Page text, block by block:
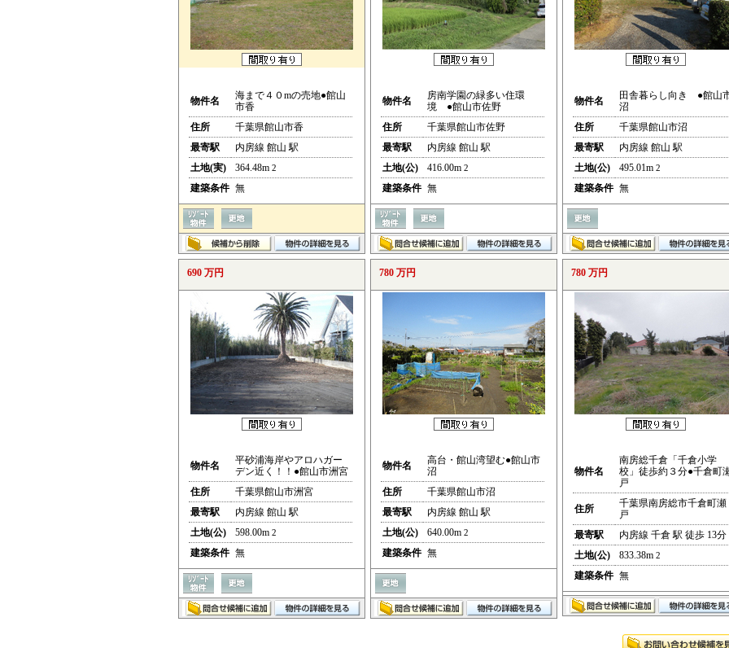
物件名
海まで４０mの売地●館山
市香
住所
千葉県館山市香
最寄駅
内房線 館山 駅
土地(実)
364.48m 2
建築条件 無
物件名
房南学園の緑多い住環
境 ●館山市佐野
住所
千葉県館山市佐野
最寄駅
内房線 館山 駅
土地(公)
416.00m 2
建築条件 無
物件名
田舎暮らし向き ●館山
沼
住所
千葉県館山市沼
最寄駅
内房線 館山 駅
土地(公)
495.01m 2
建築条件 無
690 万円
物件名
平砂浦海岸やアロハガー
デン近く！！●館山市洲宮
住所
千葉県館山市洲宮
最寄駅
内房線 館山 駅
土地(公)
598.00m 2
建築条件 無
780 万円
物件名
高台・館山湾望む●館山市
沼
住所
千葉県館山市沼
最寄駅
内房線 館山 駅
土地(公)
640.00m 2
建築条件 無
780 万円
物件名
南房総千倉「千倉小学
校」徒歩約３分●千倉町
戸
住所
千葉県南房総市千倉町瀬
戸
最寄駅
内房線 千倉 駅 徒歩 13分
土地(公)
833.38m 2
建築条件 無